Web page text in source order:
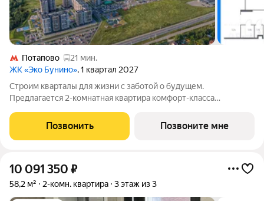
Потапово
21 мин.
ЖК «Эко Бунино», 1 квартал 2027
Строим кварталы для жизни с заботой о будущем.
Предлагается 2-комнатная квартира комфорт-класса
жилом комплексе "Эко Бунино".Застройщик сдает квартиры с
отделкой в нескольких вариантах:
Позвонить Позвоните мне
10 091 350 ₽
58,2 м² 2-комн. квартира 3 этаж из 3